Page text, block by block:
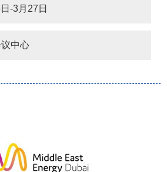
-3月27日
中心